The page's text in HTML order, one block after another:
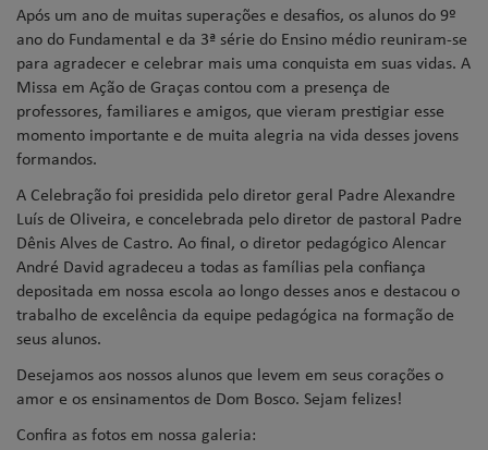
Após um ano de muitas superações e desafios, os alunos do 9º
ano do Fundamental e da 3ª série do Ensino médio reuniram-se
para agradecer e celebrar mais uma conquista em suas vidas. A
Missa em Ação de Graças contou com a presença de
professores, familiares e amigos, que vieram prestigiar esse
momento importante e de muita alegria na vida desses jovens
formandos.
A Celebração foi presidida pelo diretor geral Padre Alexandre
Luís de Oliveira, e concelebrada pelo diretor de pastoral Padre
Dênis Alves de Castro. Ao final, o diretor pedagógico Alencar
André David agradeceu a todas as famílias pela confiança
depositada em nossa escola ao longo desses anos e destacou o
trabalho de excelência da equipe pedagógica na formação de
seus alunos.
Desejamos aos nossos alunos que levem em seus corações o
amor e os ensinamentos de Dom Bosco. Sejam felizes!
Confira as fotos em nossa galeria: